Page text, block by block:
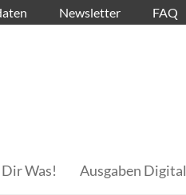
Newsletter FAQ
Was! Ausgaben Digital